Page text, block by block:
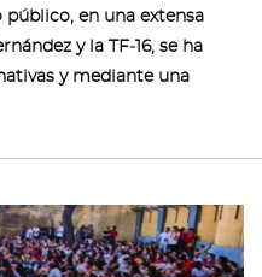
en una extensa
y la TF‑16, se ha
y mediante una